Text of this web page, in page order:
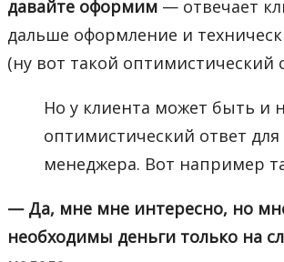
давайте оформим — отвечает
дальше оформление и
(ну вот такой оптимистический
Но у клиента может быть и
оптимистический ответ для
менеджера. Вот например
— Да, мне мне интересно, но
необходимы деньги только на